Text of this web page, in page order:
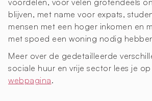
voordelen, voor velen grotendeels
blijven, met name voor expats,
mensen met een hoger inkomen en
met spoed een woning nodig
Meer over de gedetailleerde
sociale huur en vrije sector lees je op
webpagina.